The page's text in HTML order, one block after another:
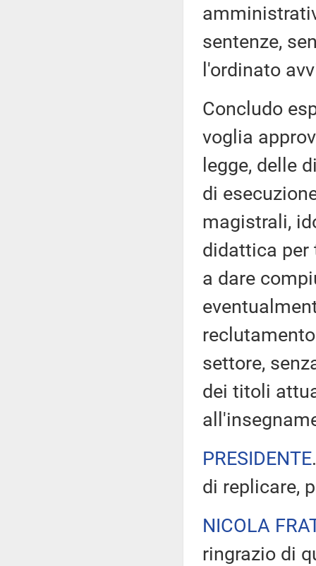
sentenze,
l'ordinato
Concludo
voglia
legge, delle
di
magistrali,
didattica per
a dare
settore,
dei titoli
PRESIDENTE
di replicare,
NICOLA
ringrazio di